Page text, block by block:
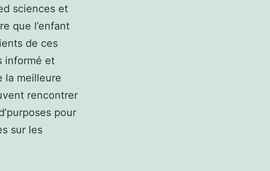
sciences et
que l’enfant
de ces
informé et
la meilleure
rencontrer
pour
sur les